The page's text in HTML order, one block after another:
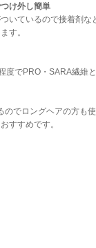
け外し簡単
いているので接着剤な
す。
でPRO・SARA繊維
でロングヘアの方も使
すすめです。